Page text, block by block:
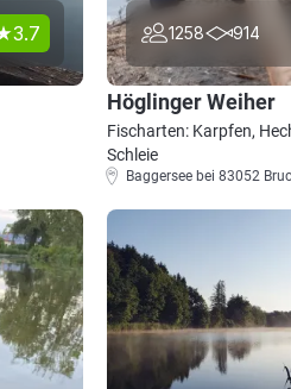
3.7 1258 914
Höglinger Weiher
Fischarten: Karpfen,
Schleie
Baggersee bei 83052